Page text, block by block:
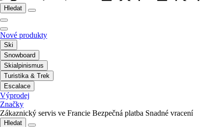
Hledat
Nové produkty
Ski
Snowboard
Skialpinismus
Turistika & Trek
Escalace
Výprodej
Značky
Zákaznický servis ve Francie Bezpečná platba Snadné vracení
Hledat